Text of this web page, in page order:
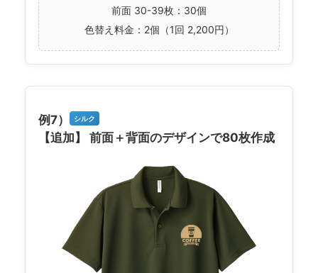
前面 30-39枚：30個
色替え料金：2個（1回 2,200円）
例7） シルク
【追加】 前面＋背面のデザインで80枚作成